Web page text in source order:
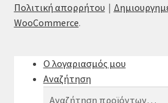
Πολιτική απορρήτου
WooCommerce.
Ο λογαριασμός μου
Αναζήτηση
Αναζήτηση
Αναζήτηση